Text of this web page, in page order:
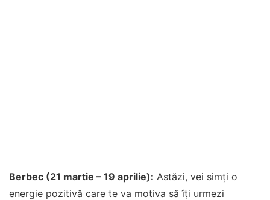
Berbec (21 martie – 19 aprilie): Astăzi, vei simți o
energie pozitivă care te va motiva să îți urmezi